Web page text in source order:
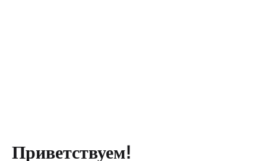
Приветствуем!